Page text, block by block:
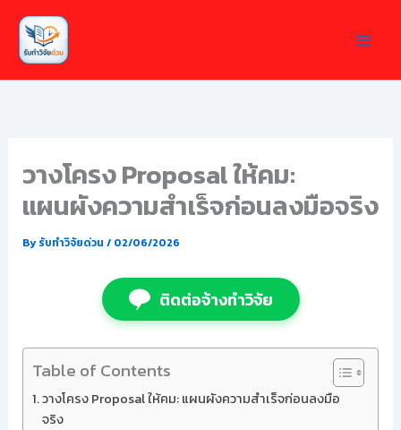
Skip
content
วางโครง Proposal ให้คม:
แผนผังความสำเร็จก่อนลงมือจริง
Byรับทำวิจัยด่วน / 02/06/2026
ติดต่อจ้างทำวิจัย
Table of Contents
วางโครง Proposal ให้คม: แผนผังความสำเร็จก่อนลงมือ
จริง